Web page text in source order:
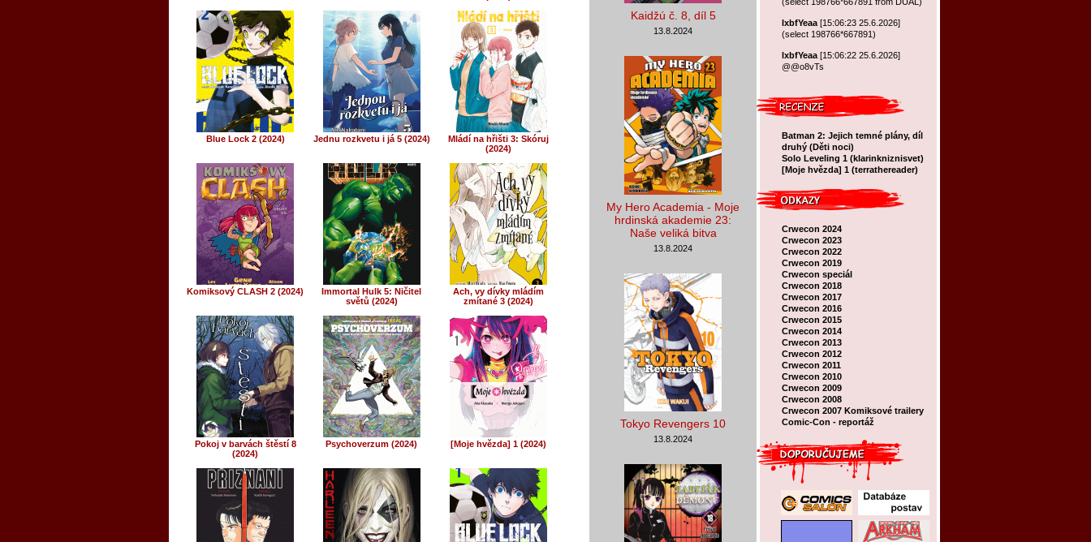
Blue Lock 2 (2024) Jednu rozkvetu i já 5 (2024)
Mládí na hřišti 3: Skóruj
(2024)
Komiksový CLASH 2 (2024)
Immortal Hulk 5: Ničitel
světů (2024)
Ach, vy dívky mládím
zmítané 3 (2024)
Pokoj v barvách štěstí 8
(2024)
Psychoverzum (2024) [Moje hvězda] 1 (2024)
lxbfYeaa [15:06:23 25.6.2026]
(select 198766*667891)
lxbfYeaa [15:06:22 25.6.2026]
@@o8vTs
Batman 2: Jejich temné plány, díl
druhý (Děti noci)
Solo Leveling 1 (klarinkniznisvet)
[Moje hvězda] 1 (terrathereader)
Crwecon 2024
Crwecon 2023
Crwecon 2022
Crwecon 2019
Crwecon speciál
Crwecon 2018
Crwecon 2017
Crwecon 2016
Crwecon 2015
Crwecon 2014
Crwecon 2013
Crwecon 2012
Crwecon 2011
Crwecon 2010
Crwecon 2009
Crwecon 2008
Crwecon 2007 Komiksové trailery
Comic-Con - reportáž
Kaidžú č. 8, díl 5
13.8.2024
My Hero Academia - Moje
hrdinská akademie 23:
Naše veliká bitva
13.8.2024
Tokyo Revengers 10
13.8.2024